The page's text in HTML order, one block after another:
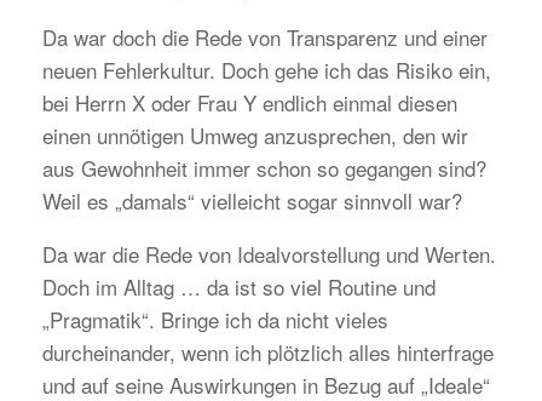
Da war doch die Rede von Transparenz und einer
neuen Fehlerkultur. Doch gehe ich das Risiko ein,
bei Herrn X oder Frau Y endlich einmal diesen
einen unnötigen Umweg anzusprechen, den wir
aus Gewohnheit immer schon so gegangen sind?
Weil es „damals“ vielleicht sogar sinnvoll war?
Da war die Rede von Idealvorstellung und Werten.
Doch im Alltag … da ist so viel Routine und
„Pragmatik“. Bringe ich da nicht vieles
durcheinander, wenn ich plötzlich alles hinterfrage
und auf seine Auswirkungen in Bezug auf „Ideale“